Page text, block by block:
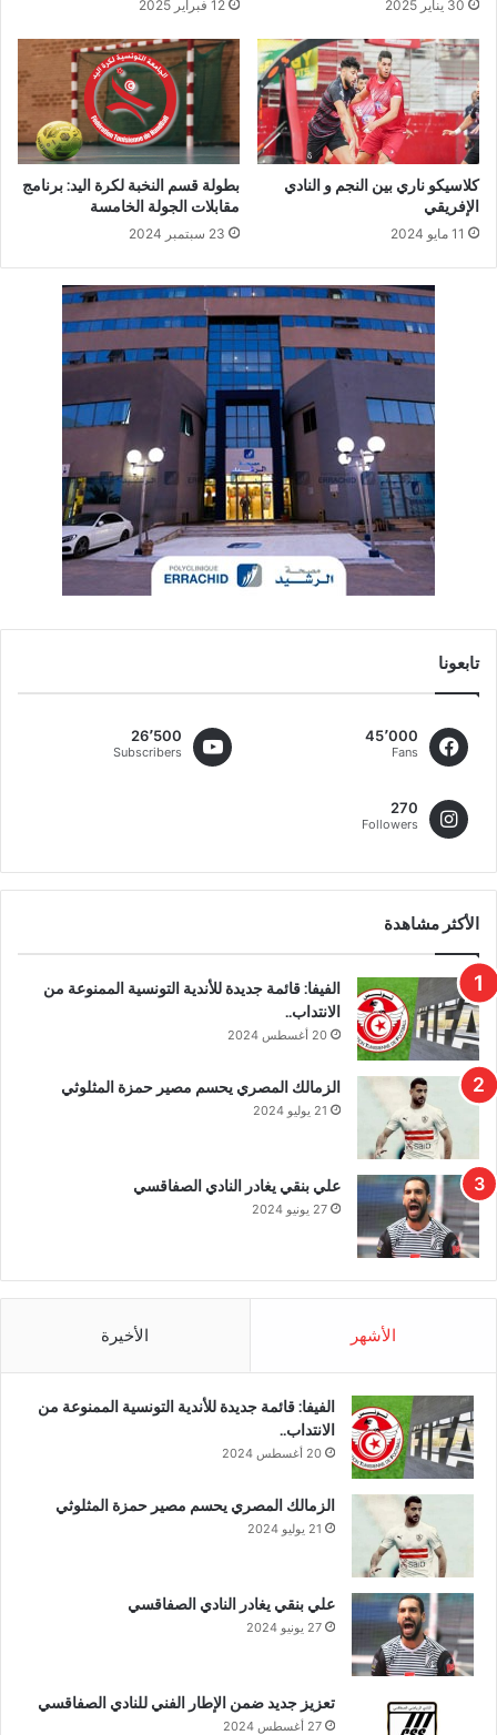
30 يناير 2025 12 فبراير 2025
كلاسيكو ناري بين النجم و النادي
الإفريقي
11 مايو 2024
بطولة قسم النخبة لكرة اليد: برنامج
مقابلات الجولة الخامسة
23 سبتمبر 2024
تابعونا
45٬000
Fans
26٬500
Subscribers
270
Followers
الأكثر مشاهدة
الفيفا: قائمة جديدة للأندية التونسية الممنوعة من
الانتداب..
20 أغسطس 2024
الزمالك المصري يحسم مصير حمزة المثلوثي
21 يوليو 2024
علي بنقي يغادر النادي الصفاقسي
27 يونيو 2024
الأشهر الأخيرة
الفيفا: قائمة جديدة للأندية التونسية الممنوعة من
الانتداب..
20 أغسطس 2024
الزمالك المصري يحسم مصير حمزة المثلوثي
21 يوليو 2024
علي بنقي يغادر النادي الصفاقسي
27 يونيو 2024
تعزيز جديد ضمن الإطار الفني للنادي الصفاقسي
27 أغسطس 2024